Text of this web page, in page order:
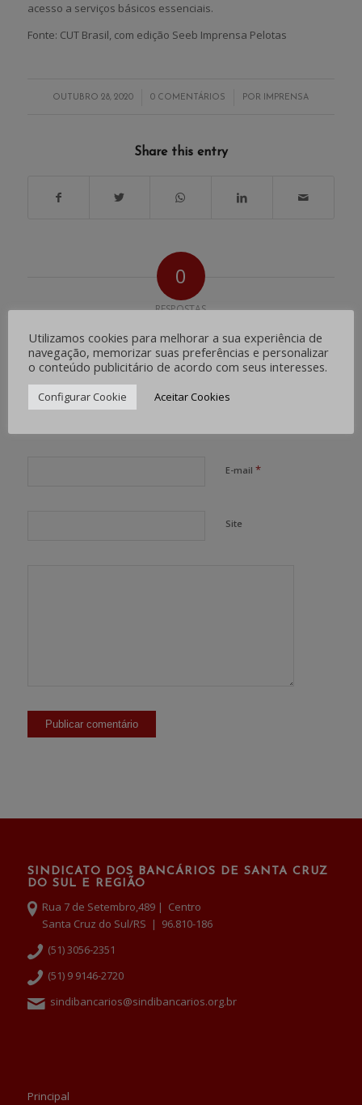
acesso a serviços básicos essenciais.
Fonte: CUT Brasil, com edição Seeb Imprensa Pelotas
OUTUBRO 28, 2020
/ 0 COMENTÁRIOS
/ POR IMPRENSA
Share this entry
0
RESPOSTAS
Deixe uma resposta
Want to join the discussion?
Feel free to contribute!
E-mail *
Site
SINDICATO DOS BANCÁRIOS DE SANTA CRUZ
DO SUL E REGIÃO
Rua 7 de Setembro,489 | Centro
Santa Cruz do Sul/RS | 96.810-186
(51) 3056-2351
(51) 9 9146-2720
sindibancarios@sindibancarios.org.br
Principal
Utilizamos cookies para melhorar a sua experiência de
navegação, memorizar suas preferências e personalizar
o conteúdo publicitário de acordo com seus interesses.
Configurar Cookie Aceitar Cookies